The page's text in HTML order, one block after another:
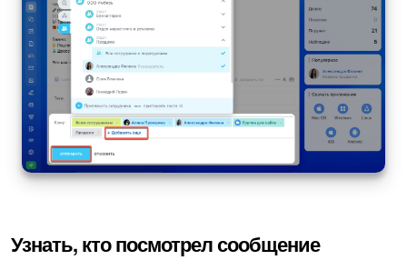
Узнать, кто посмотрел сообщение